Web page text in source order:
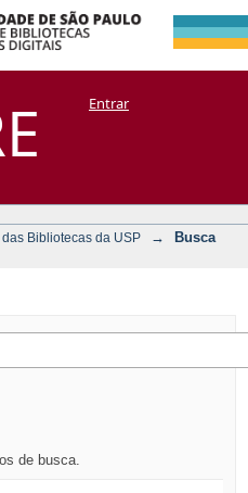
Acervo
+ CoriscoEntrar
Bibliotecas da USP →
Busca
de busca.